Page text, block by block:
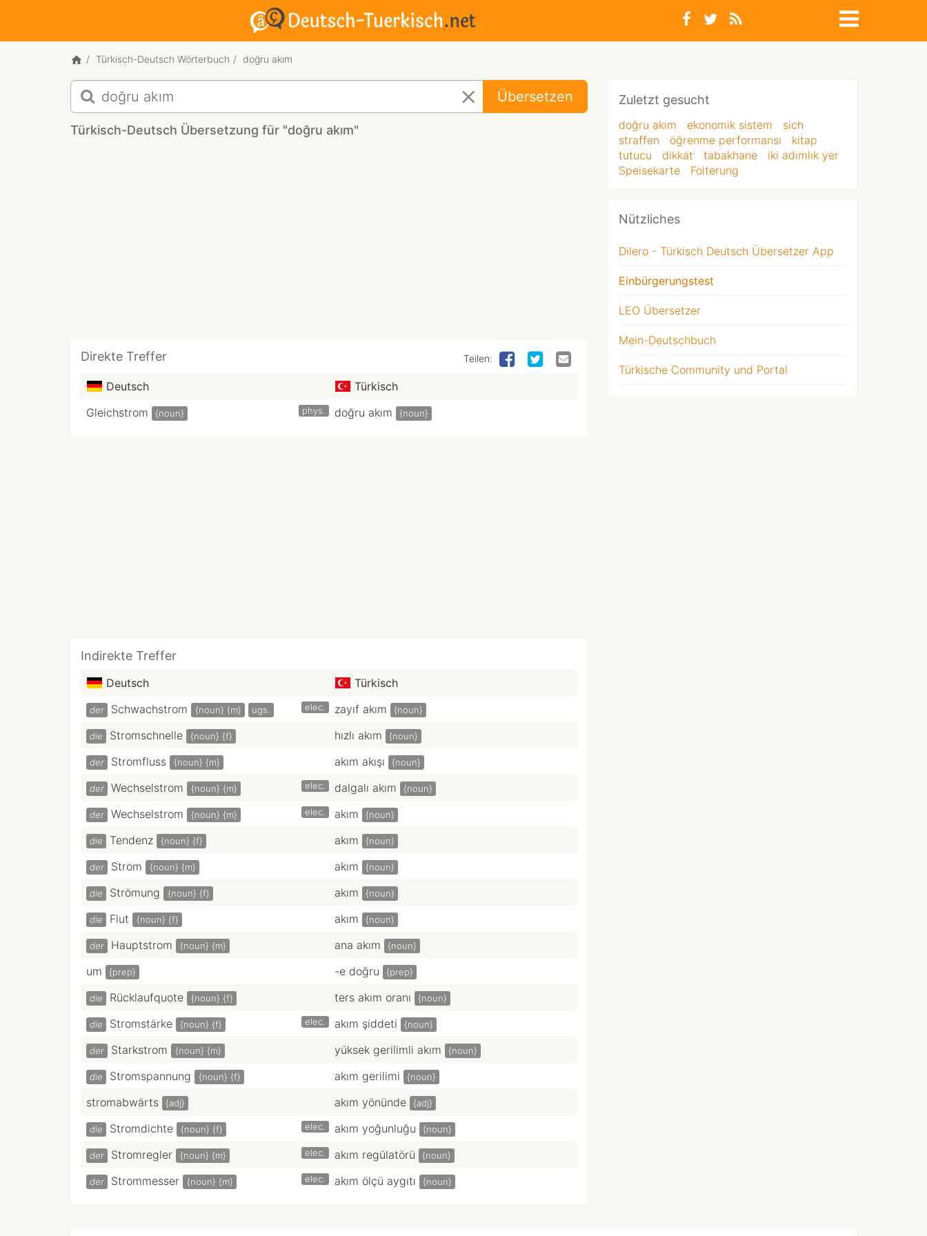
Türkisch-Deutsch Wörterbuch doğru akım
Türkisch-
Deutsch
Übersetzung
für
Übersetzen
Türkisch-Deutsch Übersetzung für "doğru akım"
Direkte Treffer Teilen:
Deutsch
Türkisch
Gleichstrom
{noun} phys. doğru akım {noun}
Indirekte Treffer
Deutsch Türkisch
der Schwachstrom {noun} {m} ugs. elec. zayıf akım {noun}
die Stromschnelle {noun} {f} hızlı akım {noun}
der Stromfluss {noun} {m} akım akışı {noun}
der Wechselstrom {noun} {m} elec. dalgalı akım {noun}
der Wechselstrom {noun} {m} elec. akım {noun}
die Tendenz {noun} {f} akım {noun}
der Strom {noun} {m} akım {noun}
die Strömung {noun} {f} akım {noun}
die Flut {noun} {f} akım {noun}
der Hauptstrom {noun} {m} ana akım {noun}
um {prep} -e doğru {prep}
die Rücklaufquote {noun} {f} ters akım oranı {noun}
die Stromstärke {noun} {f} elec. akım şiddeti {noun}
der Starkstrom {noun} {m} yüksek gerilimli akım {noun}
die Stromspannung {noun} {f} akım gerilimi {noun}
stromabwärts {adj} akım yönünde {adj}
die Stromdichte {noun} {f} elec. akım yoğunluğu {noun}
der Stromregler {noun} {m} elec. akım regülatörü {noun}
der Strommesser {noun} {m} elec. akım ölçü aygıtı {noun}
Zuletzt gesucht
doğru akım ekonomik sistem
sich
straffen
öğrenme performansı
kitap
tutucu
dikkat tabakhane
iki adımlık yer
Speisekarte
Folterung
Nützliches
Dilero - Türkisch Deutsch Übersetzer App
Einbürgerungstest
LEO Übersetzer
Mein-Deutschbuch
Türkische Community und Portal